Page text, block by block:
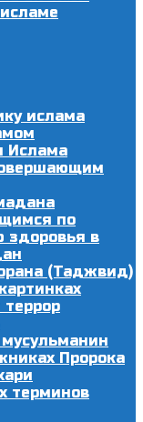
ислама
Ислама
по
в
(Таджвид)
Пророка
терминов